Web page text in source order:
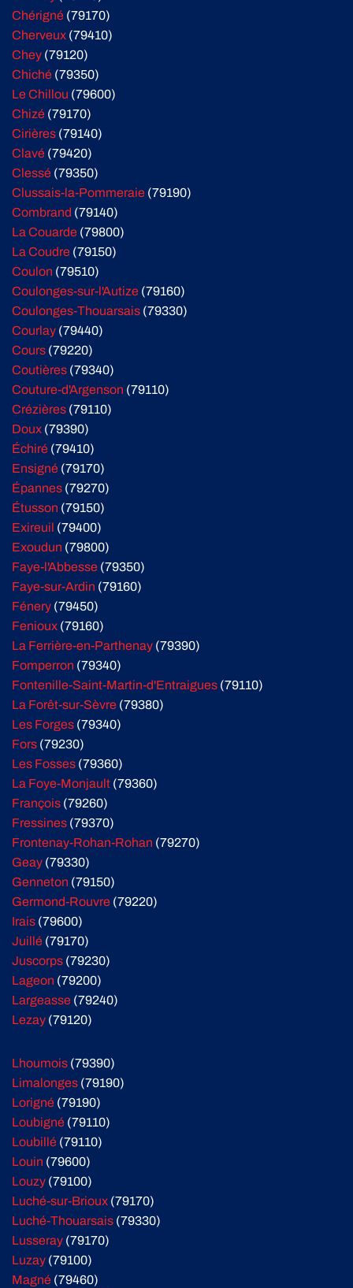
Chérigné (79170)
Cherveux (79410)
Chey (79120)
Chiché (79350)
Le Chillou (79600)
Chizé (79170)
Cirières (79140)
Clavé (79420)
Clessé (79350)
Clussais-la-Pommeraie (79190)
Combrand (79140)
La Couarde (79800)
La Coudre (79150)
Coulon (79510)
Coulonges-sur-l'Autize (79160)
Coulonges-Thouarsais (79330)
Courlay (79440)
Cours (79220)
Coutières (79340)
Couture-d'Argenson (79110)
Crézières (79110)
Doux (79390)
Échiré (79410)
Ensigné (79170)
Épannes (79270)
Étusson (79150)
Exireuil (79400)
Exoudun (79800)
Faye-l'Abbesse (79350)
Faye-sur-Ardin (79160)
Fénery (79450)
Fenioux (79160)
La Ferrière-en-Parthenay (79390)
Fomperron (79340)
Fontenille-Saint-Martin-d'Entraigues (79110)
La Forêt-sur-Sèvre (79380)
Les Forges (79340)
Fors (79230)
Les Fosses (79360)
La Foye-Monjault (79360)
François (79260)
Fressines (79370)
Frontenay-Rohan-Rohan (79270)
Geay (79330)
Genneton (79150)
Germond-Rouvre (79220)
Irais (79600)
Juillé (79170)
Juscorps (79230)
Lageon (79200)
Largeasse (79240)
Lezay (79120)
Lhoumois (79390)
Limalonges (79190)
Lorigné (79190)
Loubigné (79110)
Loubillé (79110)
Louin (79600)
Louzy (79100)
Luché-sur-Brioux (79170)
Luché-Thouarsais (79330)
Lusseray (79170)
Luzay (79100)
Magné (79460)